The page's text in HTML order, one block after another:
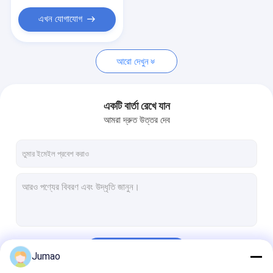
বোনা তারের জাল ফিল্টার
স্টেইনলেস স্টীল তারের জাল ফিল্টার
এখন যোগাযোগ
আরো দেখুন
একটি বার্তা রেখে যান
আমরা দ্রুত উত্তর দেব
Jumao